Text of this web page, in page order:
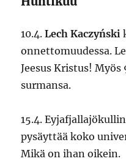
10.4.Lech Kaczyński
onnettomuudessa.
Jeesus Kristus!
surmansa.
15.4.
pysäyttää koko
Mikä on ihan oikein.